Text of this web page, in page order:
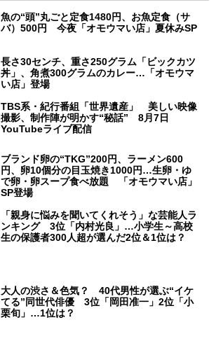
魚の“頭”丸ごと定食1480円、お魚定食（サ
バ）500円 今夜「オモウマい店」夏休みSP
長さ30センチ、重さ250グラム「ビックカツ
丼」、角煮300グラムのカレー…「オモウマ
い店」登場
TBS系・紀行番組「世界遺産」 美しい映像
撮影、制作陣が明かす“秘話” 8月7日
YouTubeライブ配信
ブランド卵の“TKG”200円、ラーメン600
円、卵10個分の目玉焼き1000円…生卵・ゆ
で卵・卵スープ食べ放題 「オモウマい店」
SP登場
「親身に悩みを聞いてくれそう」な芸能人ラ
ンキング 3位「内村光良」…小学生～高校
生の保護者300人超が選んだ2位＆1位は？
大人の渋さ＆色気？ 40代男性が選ぶ“イケ
てる”同世代俳優 3位「岡田准一」2位「小
栗旬」…1位は？